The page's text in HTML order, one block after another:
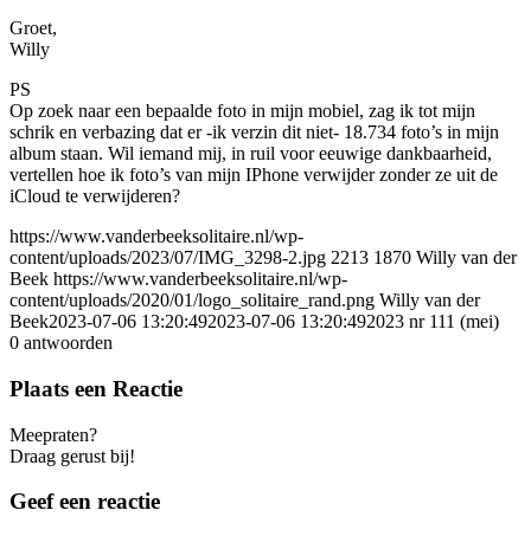
Groet,
Willy
PS
Op zoek naar een bepaalde foto in mijn mobiel, zag ik tot mijn
schrik en verbazing dat er -ik verzin dit niet- 18.734 foto’s in mijn
album staan. Wil iemand mij, in ruil voor eeuwige dankbaarheid,
vertellen hoe ik foto’s van mijn IPhone verwijder zonder ze uit de
iCloud te verwijderen?
https://www.vanderbeeksolitaire.nl/wp-
content/uploads/2023/07/IMG_3298-2.jpg 2213 1870 Willy van der
Beek https://www.vanderbeeksolitaire.nl/wp-
content/uploads/2020/01/logo_solitaire_rand.png Willy van der
Beek2023-07-06 13:20:492023-07-06 13:20:492023 nr 111 (mei)
0 antwoorden
Plaats een Reactie
Meepraten?
Draag gerust bij!
Geef een reactie